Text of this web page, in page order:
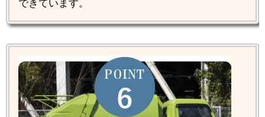
できています。